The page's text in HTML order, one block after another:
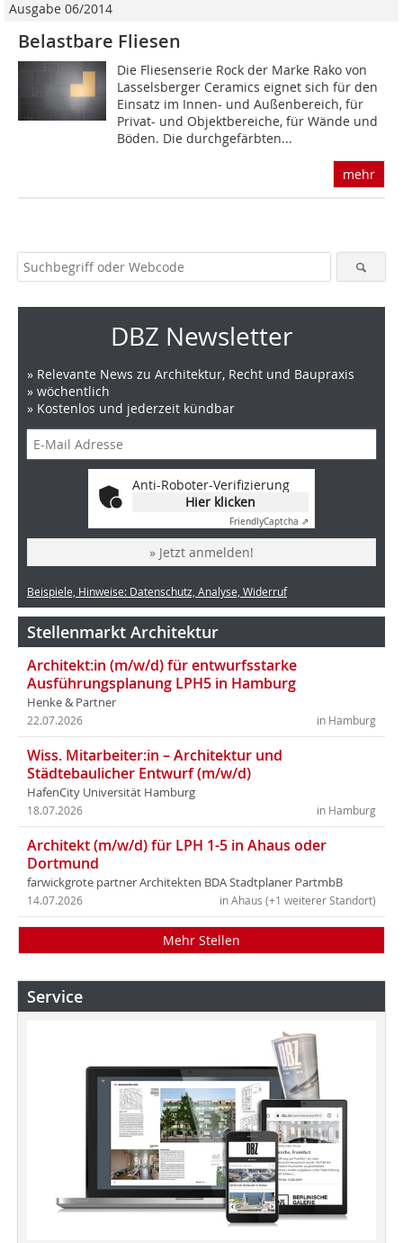
Ausgabe 06/2014
Belastbare Fliesen
Die Fliesenserie Rock der Marke Rako von
Lasselsberger Ceramics eignet sich für den
Einsatz im Innen- und Außenbereich, für
Privat- und Objektbereiche, für Wände und
Böden. Die durchgefärbten...
mehr
DBZ Newsletter
» Relevante News zu Architektur, Recht und Baupraxis
» wöchentlich
» Kostenlos und jederzeit kündbar
Anti-Roboter-Verifizierung
Hier klicken
FriendlyCaptcha ⇗
» Jetzt anmelden!
Beispiele, Hinweise: Datenschutz, Analyse, Widerruf
Stellenmarkt Architektur
Architekt:in (m/w/d) für entwurfsstarke
Ausführungsplanung LPH5 in Hamburg
Henke & Partner
in Hamburg
22.07.2026
Wiss. Mitarbeiter:in – Architektur und
Städtebaulicher Entwurf (m/w/d)
HafenCity Universität Hamburg
in Hamburg
18.07.2026
Architekt (m/w/d) für LPH 1-5 in Ahaus oder
Dortmund
farwickgrote partner Architekten BDA Stadtplaner PartmbB
in Ahaus (+1 weiterer Standort)
14.07.2026
Mehr Stellen
Service